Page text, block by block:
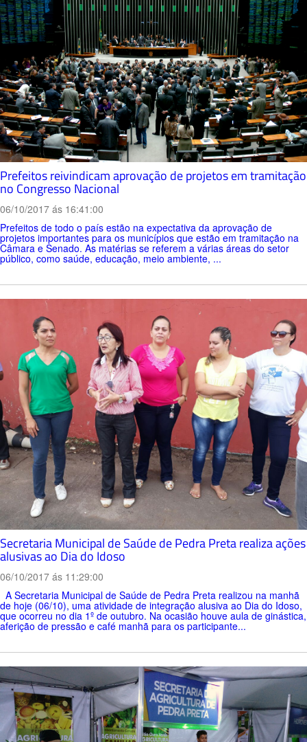
Prefeitos reivindicam aprovação de projetos em tramitação
no Congresso Nacional
06/10/2017 ás 16:41:00
Prefeitos de todo o país estão na expectativa da aprovação de
projetos importantes para os municípios que estão em tramitação na
Câmara e Senado. As matérias se referem a várias áreas do setor
público, como saúde, educação, meio ambiente, ...
Secretaria Municipal de Saúde de Pedra Preta realiza ações
alusivas ao Dia do Idoso
06/10/2017 ás 11:29:00
A Secretaria Municipal de Saúde de Pedra Preta realizou na manhã
de hoje (06/10), uma atividade de integração alusiva ao Dia do Idoso,
que ocorreu no dia 1º de outubro. Na ocasião houve aula de ginástica,
aferição de pressão e café manhã para os participante...